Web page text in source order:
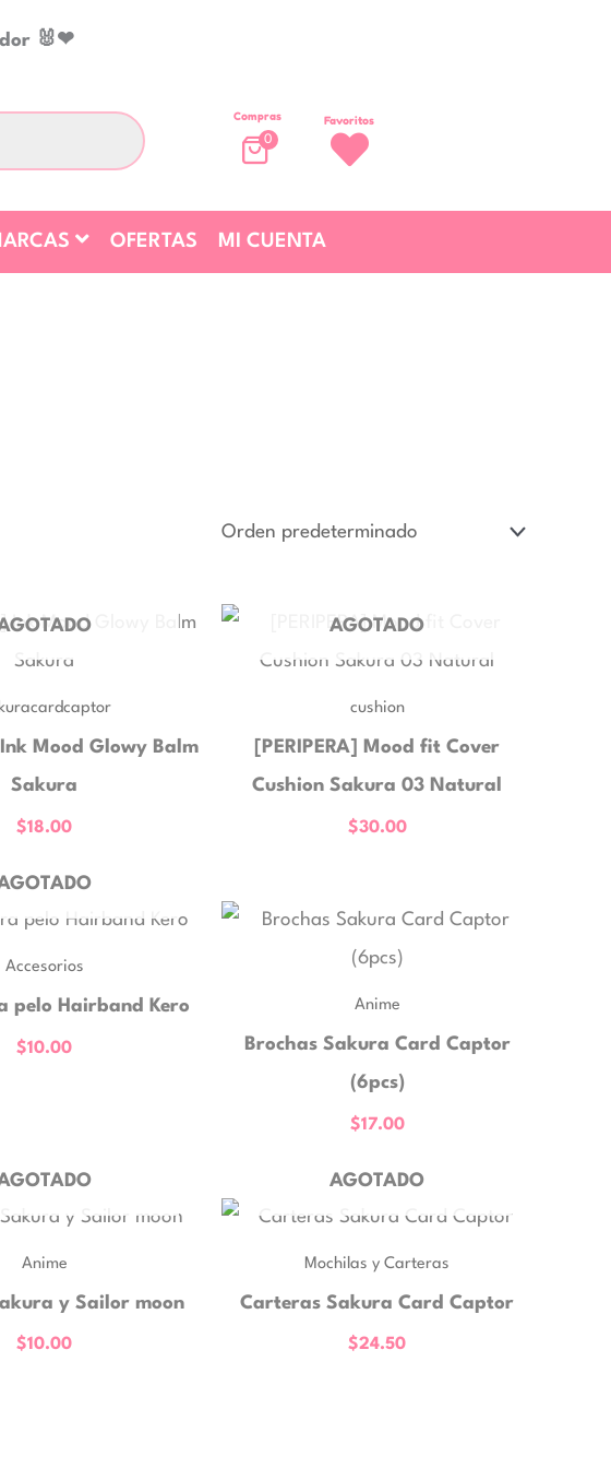
🐰❤
Compras
0
Favoritos
OFERTAS MI CUENTA
Ink Mood Glowy Balm
Sakura
$18.00
AGOTADO
cushion
[PERIPERA] Mood fit Cover
Cushion Sakura 03 Natural
$30.00
Accesorios
pelo Hairband Kero
$10.00
Anime
Brochas Sakura Card Captor
(6pcs)
$17.00
Anime
y Sailor moon
$10.00
AGOTADO
Mochilas y Carteras
Carteras Sakura Card Captor
$24.50